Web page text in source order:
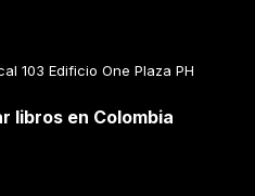
103 Edificio One Plaza PH
libros en Colombia